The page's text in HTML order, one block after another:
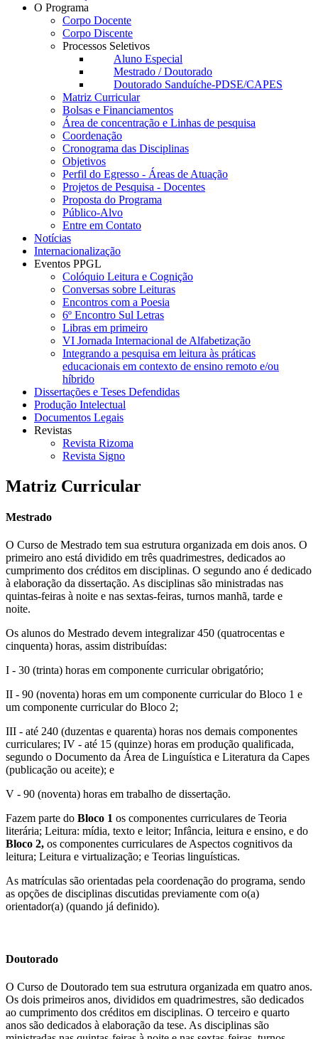
O Programa
Corpo Docente
Corpo Discente
Processos Seletivos
Aluno Especial
Mestrado / Doutorado
Doutorado Sanduíche-PDSE/CAPES
Matriz Curricular
Bolsas e Financiamentos
Área de concentração e Linhas de pesquisa
Coordenação
Cronograma das Disciplinas
Objetivos
Perfil do Egresso - Áreas de Atuação
Projetos de Pesquisa - Docentes
Proposta do Programa
Público-Alvo
Entre em Contato
Notícias
Internacionalização
Eventos PPGL
Colóquio Leitura e Cognição
Conversas sobre Leituras
Encontros com a Poesia
6º Encontro Sul Letras
Libras em primeiro
VI Jornada Internacional de Alfabetização
Integrando a pesquisa em leitura às práticas
educacionais em contexto de ensino remoto e/ou
híbrido
Dissertações e Teses Defendidas
Produção Intelectual
Documentos Legais
Revistas
Revista Rizoma
Revista Signo
Matriz Curricular
Mestrado
O Curso de Mestrado tem sua estrutura organizada em dois anos. O
primeiro ano está dividido em três quadrimestres, dedicados ao
cumprimento dos créditos em disciplinas. O segundo ano é dedicado
à elaboração da dissertação. As disciplinas são ministradas nas
quintas-feiras à noite e nas sextas-feiras, turnos manhã, tarde e
noite.
Os alunos do Mestrado devem integralizar 450 (quatrocentas e
cinquenta) horas, assim distribuídas:
I - 30 (trinta) horas em componente curricular obrigatório;
II - 90 (noventa) horas em um componente curricular do Bloco 1 e
um componente curricular do Bloco 2;
III - até 240 (duzentas e quarenta) horas nos demais componentes
curriculares; IV - até 15 (quinze) horas em produção qualificada,
segundo o Documento da Área de Linguística e Literatura da Capes
(publicação ou aceite); e
V - 90 (noventa) horas em trabalho de dissertação.
Fazem parte do Bloco 1 os componentes curriculares de Teoria
literária; Leitura: mídia, texto e leitor; Infância, leitura e ensino, e do
Bloco 2, os componentes curriculares de Aspectos cognitivos da
leitura; Leitura e virtualização; e Teorias linguísticas.
As matrículas são orientadas pela coordenação do programa, sendo
as opções de disciplinas discutidas previamente com o(a)
orientador(a) (quando já definido).
Doutorado
O Curso de Doutorado tem sua estrutura organizada em quatro anos.
Os dois primeiros anos, divididos em quadrimestres, são dedicados
ao cumprimento dos créditos em disciplinas. O terceiro e quarto
anos são dedicados à elaboração da tese. As disciplinas são